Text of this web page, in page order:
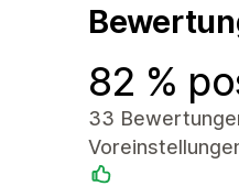
82 %
33